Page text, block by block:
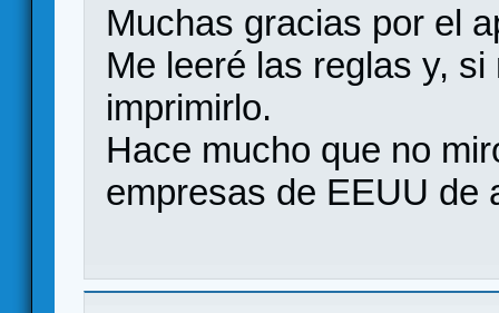
Muchas gracias por el
Me leeré las reglas y,
imprimirlo.
Hace mucho que no
empresas de EEUU de